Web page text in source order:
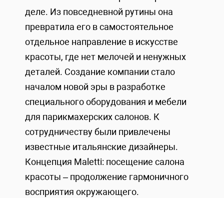
деле. Из повседневной рутины она
превратила его в самостоятельное
отдельное направление в искусстве
красоты, где нет мелочей и ненужных
деталей. Создание компании стало
началом новой эры в разработке
специального оборудования и мебели
для парикмахерских салонов. К
сотрудничеству были привлечены
известные итальянские дизайнеры.
Концепция Maletti: посещение салона
красоты – продолжение гармоничного
восприятия окружающего.